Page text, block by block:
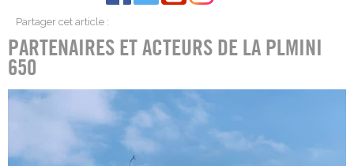
Partager cet article :
PARTENAIRES ET ACTEURS DE LA PLMINI
650